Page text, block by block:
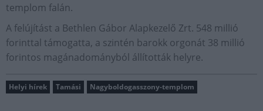
templom falán.
A felújítást a Bethlen Gábor Alapkezelő Zrt. 548 millió
forinttal támogatta, a szintén barokk orgonát 38 millió
forintos magánadományból állították helyre.
Helyi hírek Tamási Nagyboldogasszony-templom